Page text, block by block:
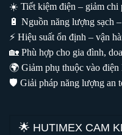
☀️ Tiết kiệm điện – giảm chi
🔋 Nguồn năng lượng sạch
⚡ Hiệu suất ổn định – vận
🏡 Phù hợp cho gia đình,
🌍 Giảm phụ thuộc vào
🛡️ Giải pháp năng lượng an
🌟 HUTIMEX CAM